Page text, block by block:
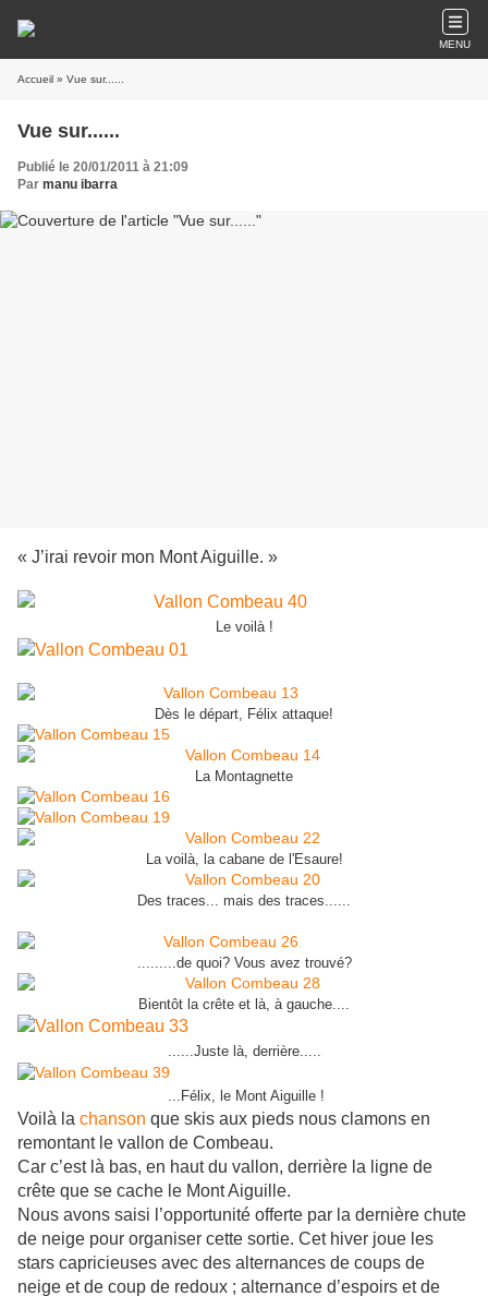
MENU
Accueil » Vue sur......
Vue sur......
Publié le 20/01/2011 à 21:09
Par manu ibarra
« J’irai revoir mon Mont Aiguille. »
Le voilà !
Dès le départ, Félix attaque!
La Montagnette
La voilà, la cabane de l'Esaure!
Des traces... mais des traces......
.........de quoi? Vous avez trouvé?
Bientôt la crête et là, à gauche....
......Juste là, derrière.....
...Félix, le Mont Aiguille !
Voilà la chanson que skis aux pieds nous clamons en
remontant le vallon de Combeau.
Car c’est là bas, en haut du vallon, derrière la ligne de
crête que se cache le Mont Aiguille.
Nous avons saisi l’opportunité offerte par la dernière chute
de neige pour organiser cette sortie. Cet hiver joue les
stars capricieuses avec des alternances de coups de
neige et de coup de redoux ; alternance d’espoirs et de